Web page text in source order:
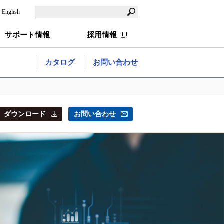
English
サポート情報 採用情報
カタログ お問い合わせ
ダウンロード お問い合わせ